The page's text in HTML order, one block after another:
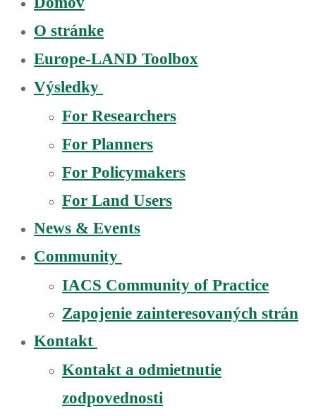
O stránke
Europe-LAND Toolbox
Výsledky
For Researchers
For Planners
For Policymakers
For Land Users
News & Events
Community
IACS Community of Practice
Zapojenie zainteresovaných strán
Kontakt
Kontakt a odmietnutie
zodpovednosti